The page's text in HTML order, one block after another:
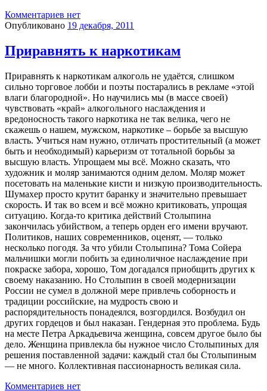
Комментариев нет
Опубликовано 19 декабря, 2011
Приравнять к наркотикам
Приравнять к наркотикам алкоголь не удаётся, слишком
сильно торговое лобби и поэты постарались в рекламе «этой
влаги благородной». Но научились мы (в массе своей)
чувствовать «край» алкогольного наслаждения и
вредоносность такого наркотика не так велика, чего не
скажешь о нашем, мужском, наркотике – борьбе за высшую
власть. Учиться нам нужно, отличать простительный (а может
быть и необходимый) карьеризм от тотальной борьбы за
высшую власть. Упрощаем мы всё. Можно сказать, что
художник и моляр занимаются одним делом. Моляр может
посетовать на маленькие кисти и низкую производительность.
Шумахер просто крутит баранку и значительно превышает
скорость. И так во всем и всё можно критиковать, упрощая
ситуацию. Когда-то критика действий Столыпина
закончилась убийством, а теперь орден его имени вручают.
Политиков, наших современников, оценят, — только
несколько погодя. За что убили Столыпина? Тома Сойера
мальчишки могли побить за единоличное наслаждение при
покраске забора, хорошо, Том догадался приобщить других к
своему наказанию. Но Столыпин в своей модернизации
России не сумел в должной мере привлечь соборность и
традиции российские, на мудрость свою и
распорядительность понадеялся, возгордился. Возбудил он
других гордецов и был наказан. Гендерная это проблема. Будь
на месте Петра Аркадьевича женщина, совсем другое было бы
дело. Женщина привлекла бы нужное число Столыпиных для
решения поставленной задачи: каждый стал бы Столыпиным
— не много. Коллективная пассионарность великая сила.
Комментариев нет